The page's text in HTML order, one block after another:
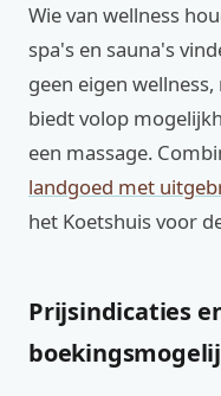
Wie van wellness
spa's en sauna's
geen eigen
biedt volop
een massage.
landgoed met
het Koetshuis voor
Prijsindicaties